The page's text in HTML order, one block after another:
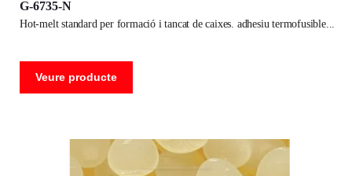
G-6735-N
hot-melt standard per formació i tancat de caixes. adhesiu termofusible
Veure producte